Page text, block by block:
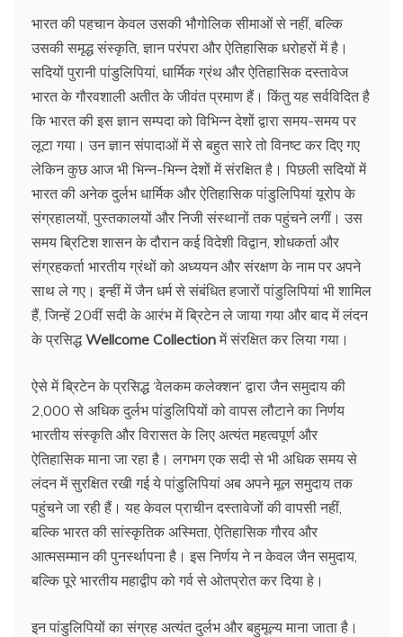
भारत की पहचान केवल उसकी भौगोलिक सीमाओं से नहीं, बल्कि
उसकी समृद्ध संस्कृति, ज्ञान परंपरा और ऐतिहासिक धरोहरों में है।
सदियों पुरानी पांडुलिपियां, धार्मिक ग्रंथ और ऐतिहासिक दस्तावेज
भारत के गौरवशाली अतीत के जीवंत प्रमाण हैं। किंतु यह सर्वविदित है
कि भारत की इस ज्ञान सम्पदा को विभिन्न देशों द्वारा समय-समय पर
लूटा गया। उन ज्ञान संपादाओं में से बहुत सारे तो विनष्ट कर दिए गए
लेकिन कुछ आज भी भिन्न-भिन्न देशों में संरक्षित है। पिछली सदियों में
भारत की अनेक दुर्लभ धार्मिक और ऐतिहासिक पांडुलिपियां यूरोप के
संग्रहालयों, पुस्तकालयों और निजी संस्थानों तक पहुंचने लगीं। उस
समय ब्रिटिश शासन के दौरान कई विदेशी विद्वान, शोधकर्ता और
संग्रहकर्ता भारतीय ग्रंथों को अध्ययन और संरक्षण के नाम पर अपने
साथ ले गए। इन्हीं में जैन धर्म से संबंधित हजारों पांडुलिपियां भी शामिल
हैं, जिन्हें 20वीं सदी के आरंभ में ब्रिटेन ले जाया गया और बाद में लंदन
के प्रसिद्धWellcome Collectionमें संरक्षित कर लिया गया।
ऐसे में ब्रिटेन के प्रसिद्ध ‘वेलकम कलेक्शन’ द्वारा जैन समुदाय की
2,000 से अधिक दुर्लभ पांडुलिपियों को वापस लौटाने का निर्णय
भारतीय संस्कृति और विरासत के लिए अत्यंत महत्वपूर्ण और
ऐतिहासिक माना जा रहा है। लगभग एक सदी से भी अधिक समय से
लंदन में सुरक्षित रखी गई ये पांडुलिपियां अब अपने मूल समुदाय तक
पहुंचने जा रही हैं। यह केवल प्राचीन दस्तावेजों की वापसी नहीं,
बल्कि भारत की सांस्कृतिक अस्मिता, ऐतिहासिक गौरव और
आत्मसम्मान की पुनर्स्थापना है। इस निर्णय ने न केवल जैन समुदाय,
बल्कि पूरे भारतीय महाद्वीप को गर्व से ओतप्रोत कर दिया हे।
इन पांडुलिपियों का संग्रह अत्यंत दुर्लभ और बहुमूल्य माना जाता है।